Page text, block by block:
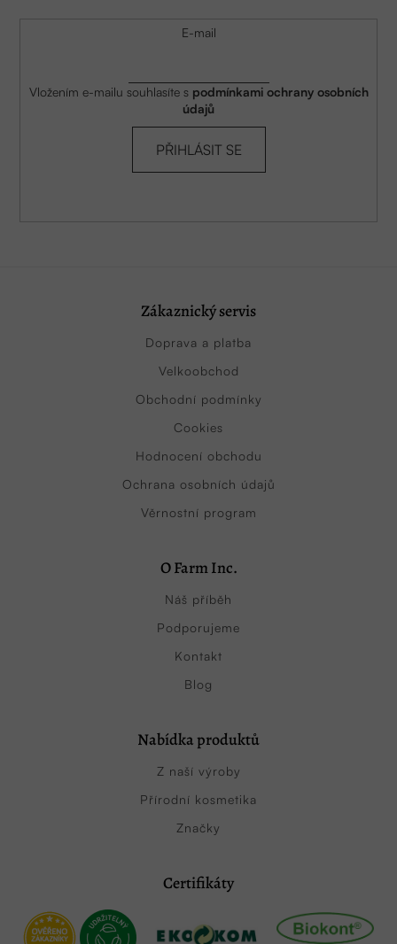
E-mail
Vložením e-mailu souhlasíte s podmínkami ochrany osobních
údajů
PŘIHLÁSIT SE
Zákaznický servis
Doprava a platba
Velkoobchod
Obchodní podmínky
Cookies
Hodnocení obchodu
Ochrana osobních údajů
Věrnostní program
O Farm Inc.
Náš příběh
Podporujeme
Kontakt
Blog
Nabídka produktů
Z naší výroby
Přírodní kosmetika
Značky
Certifikáty